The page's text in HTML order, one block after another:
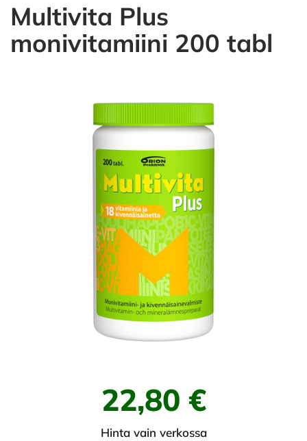
Multivita Plus
monivitamiini 200 tabl
22,80 €
Hinta vain verkossa